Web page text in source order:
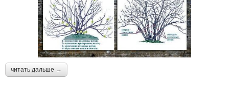
читать дальше →